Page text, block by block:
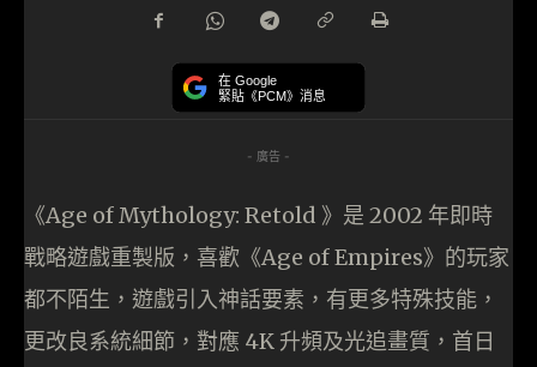
在 Google
緊貼《PCM》消息
- 廣告 -
《Age of Mythology: Retold 》是 2002 年即時
戰略遊戲重製版，喜歡《Age of Empires》的玩家
都不陌生，遊戲引入神話要素，有更多特殊技能，
更改良系統細節，對應 4K 升頻及光追畫質，首日